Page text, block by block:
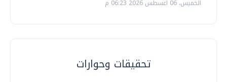
الخميس، 06 اغسطس 2026 06:23 م
تحقيقات وحوارات